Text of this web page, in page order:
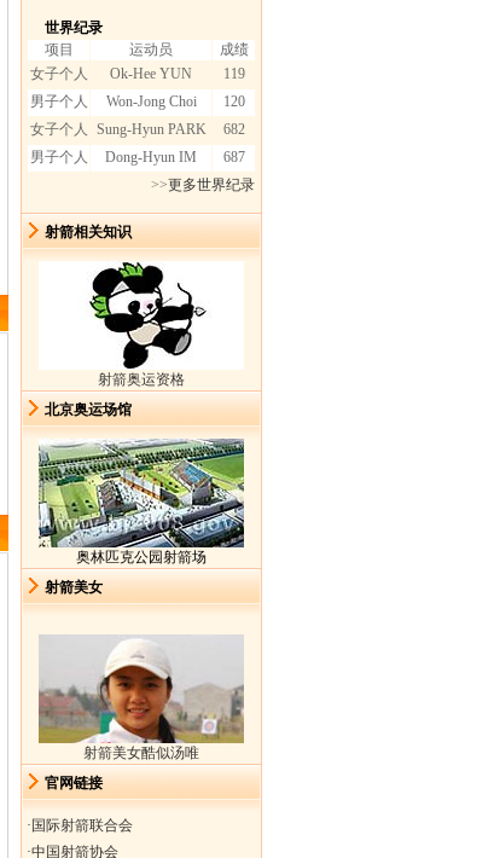
世界纪录
项目
运动员
成绩
女子个人
Ok-Hee YUN
119
男子个人
Won-Jong Choi
120
女子个人
Sung-Hyun PARK
682
男子个人
Dong-Hyun IM
687
>>更多世界纪录
射箭相关知识
射箭奥运资格
北京奥运场馆
奥林匹克公园射箭场
射箭美女
射箭美女酷似汤唯
官网链接
· 国际射箭联合会
·中国射箭协会